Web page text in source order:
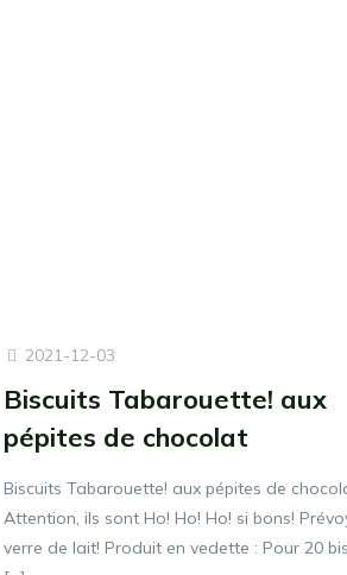
2021-12-03
Biscuits Tabarouette! aux
pépites de chocolat
Biscuits Tabarouette! aux pépites de
Attention, ils sont Ho! Ho! Ho! si bons!
verre de lait! Produit en vedette : Pour 20